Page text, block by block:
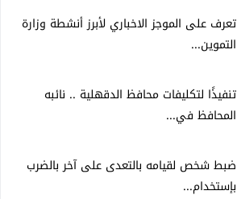
تعرف على الموجز الاخباري لأبرز أنشطة وزارة
التموين...
تنفيذًا لتكليفات محافظ الدقهلية .. نائبه
المحافظ في...
ضبط شخص لقيامه بالتعدى على آخر بالضرب
بإستخدام...